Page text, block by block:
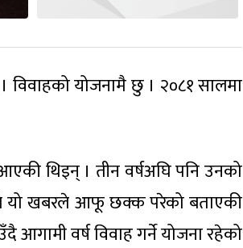
। विवाहको योजनामै छु । २०८१ सालमा
थिइन् । तीन वर्षअघि पनि उनको
यो खबरले आफू छक्क परेको बताएकी
वर्ष विवाह गर्ने योजना रहेको